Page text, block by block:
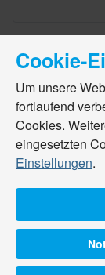
Cookie-
Um unsere
fortlaufend
Cookies.
eingesetzten
Einstellungen.